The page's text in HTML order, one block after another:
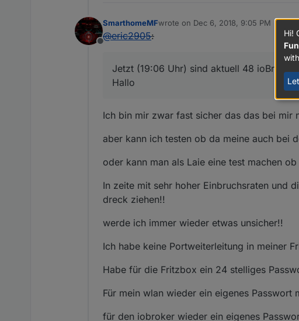
Offline
SmarthomeMFwrote on Dec 6, 2018, 9:05 PM
last edited by
@eric2905:
Jetzt (19:06 Uhr) sind aktuell 48 ioBroker-
Hallo
Ich bin mir zwar fast sicher das das bei mir
aber kann ich testen ob da meine auch bei
oder kann man als Laie eine test machen
In zeite mit sehr hoher Einbruchsraten und
dreck ziehen!!
werde ich immer wieder etwas unsicher!!
Ich habe keine Portweiterleitung in meiner
Habe für die Fritzbox ein 24 stelliges
Für mein wlan wieder ein eigenes Passwort
für den iobroker wieder ein eigenes
Hi!